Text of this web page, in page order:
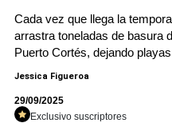
Cada vez que llega la
arrastra toneladas de basura
Puerto Cortés, dejando
Jessica Figueroa
29/09/2025
Exclusivo suscriptores